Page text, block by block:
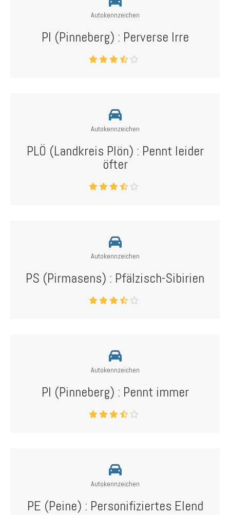
Autokennzeichen
PI (Pinneberg) : Perverse Irre
Autokennzeichen
PLÖ (Landkreis Plön) : Pennt leider
öfter
Autokennzeichen
PS (Pirmasens) : Pfälzisch-Sibirien
Autokennzeichen
PI (Pinneberg) : Pennt immer
Autokennzeichen
PE (Peine) : Personifiziertes Elend